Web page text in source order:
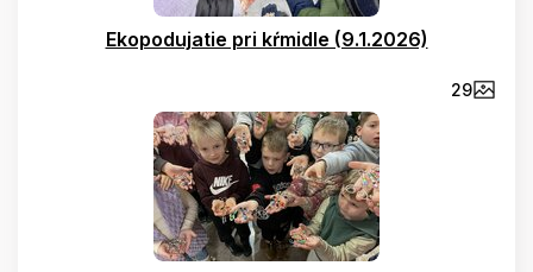
Ekopodujatie pri kŕmidle (9.1.2026)
29